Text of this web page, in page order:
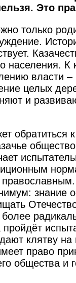
Это
только
населения. К
власти –
целых
и
обратиться
знание
клятву
право
общества и